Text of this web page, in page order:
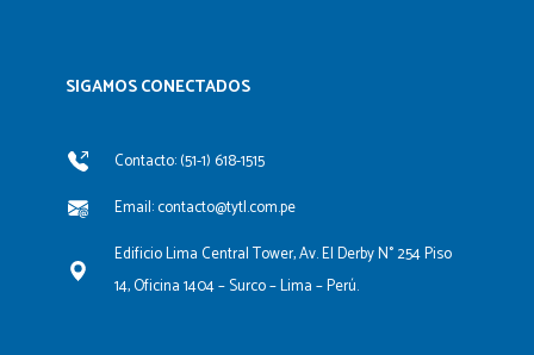
SIGAMOS CONECTADOS​
Contacto: (51-1) 618-1515
Email: contacto@tytl.com.pe
Edificio Lima Central Tower, Av. El Derby N° 254 Piso
14, Oficina 1404 – Surco – Lima – Perú.